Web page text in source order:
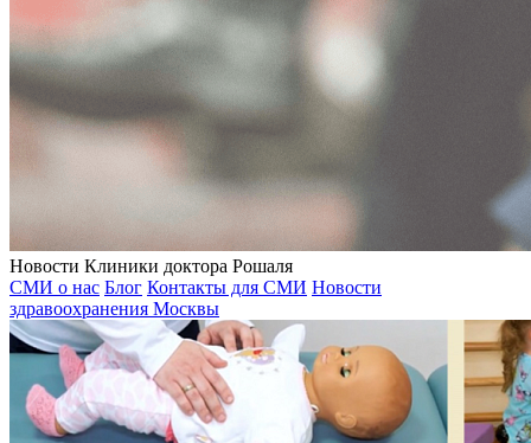
Новости Клиники доктора Рошаля
СМИ о нас Блог Контакты для СМИ Новости
здравоохранения Москвы